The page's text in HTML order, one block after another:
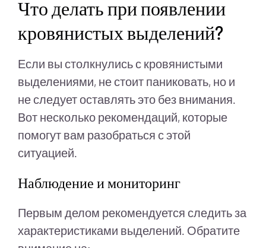
Что делать при появлении
кровянистых выделений?
Если вы столкнулись с кровянистыми
выделениями, не стоит паниковать, но и
не следует оставлять это без внимания.
Вот несколько рекомендаций, которые
помогут вам разобраться с этой
ситуацией.
Наблюдение и мониторинг
Первым делом рекомендуется следить за
характеристиками выделений. Обратите